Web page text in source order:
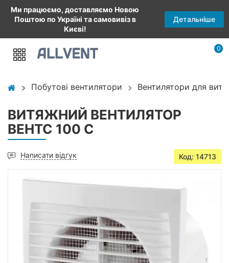
Ми працюємо, доставляємо Новою
Поштою по Україні та самовивіз в
Києві!
Детальніше
0
Побутові вентилятори Вентилятори для
ВИТЯЖНИЙ ВЕНТИЛЯТОР
ВЕНТС 100 С
Написати відгук Код: 14713